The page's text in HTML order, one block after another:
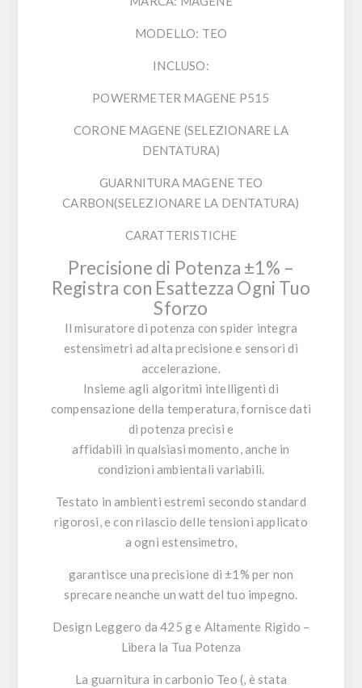
MODELLO: TEO
INCLUSO:
POWERMETER MAGENE P515
CORONE MAGENE (SELEZIONARE LA
DENTATURA)
GUARNITURA MAGENE TEO
CARBON(SELEZIONARE LA DENTATURA)
CARATTERISTICHE
Precisione di Potenza ±1% –
Registra con Esattezza Ogni Tuo
Sforzo
Il misuratore di potenza con spider integra
estensimetri ad alta precisione e sensori di
accelerazione.
Insieme agli algoritmi intelligenti di
compensazione della temperatura, fornisce dati
di potenza precisi e
affidabili in qualsiasi momento, anche in
condizioni ambientali variabili.
Testato in ambienti estremi secondo standard
rigorosi, e con rilascio delle tensioni applicato
a ogni estensimetro,
garantisce una precisione di ±1% per non
sprecare neanche un watt del tuo impegno.
Design Leggero da 425 g e Altamente Rigido –
Libera la Tua Potenza
La guarnitura in carbonio Teo (, è stata